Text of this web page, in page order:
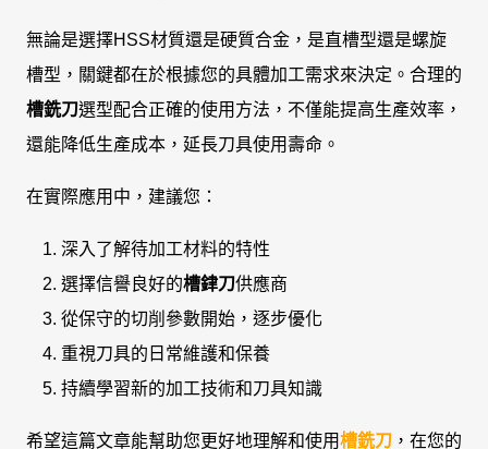
無論是選擇HSS材質還是硬質合金，是直槽型還是螺旋
槽型，關鍵都在於根據您的具體加工需求來決定。合理的
槽銑刀選型配合正確的使用方法，不僅能提高生產效率，
還能降低生產成本，延長刀具使用壽命。
在實際應用中，建議您：
深入了解待加工材料的特性
選擇信譽良好的槽銉刀供應商
從保守的切削參數開始，逐步優化
重視刀具的日常維護和保養
持續學習新的加工技術和刀具知識
希望這篇文章能幫助您更好地理解和使用槽銑刀 ，在您的